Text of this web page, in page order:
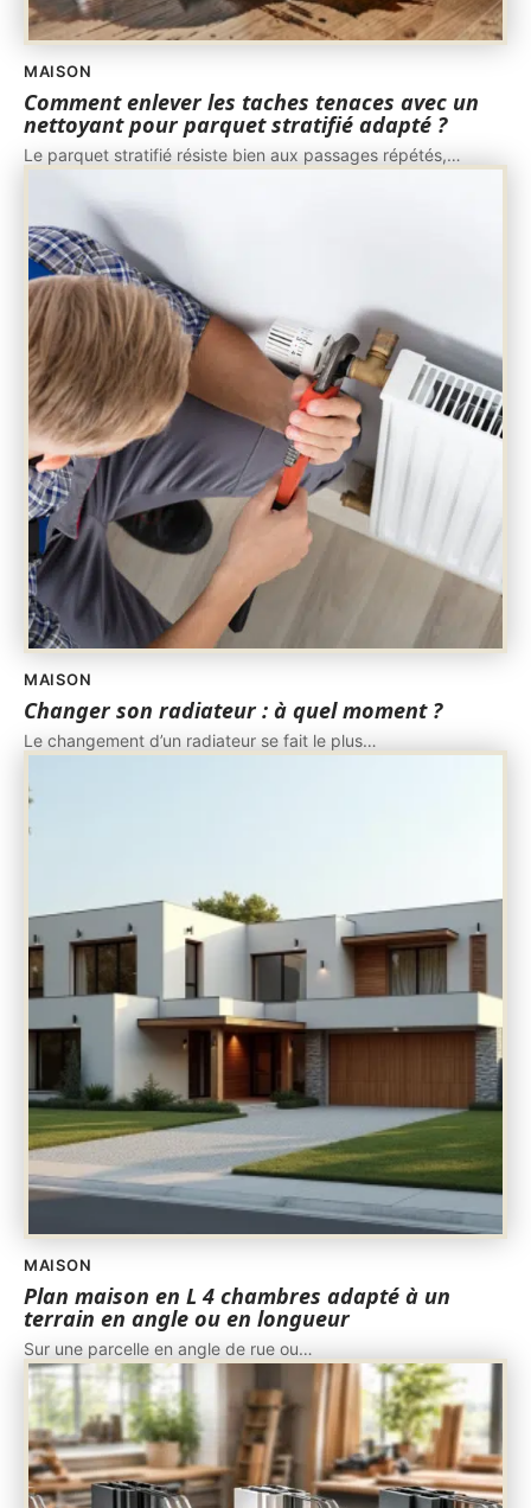
MAISON
Comment enlever les taches tenaces avec un
nettoyant pour parquet stratifié adapté ?
Le parquet stratifié résiste bien aux passages répétés,…
MAISON
Changer son radiateur : à quel moment ?
Le changement d’un radiateur se fait le plus…
MAISON
Plan maison en L 4 chambres adapté à un
terrain en angle ou en longueur
Sur une parcelle en angle de rue ou…